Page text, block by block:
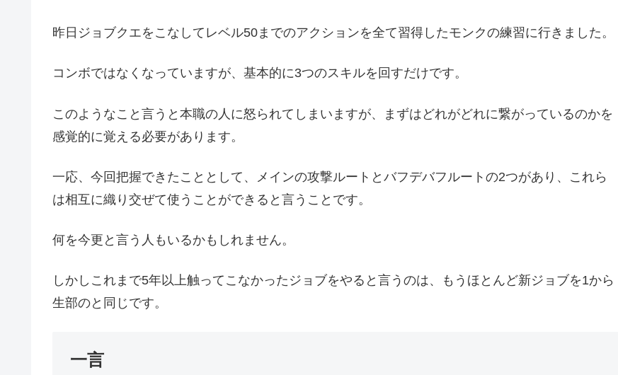
昨日ジョブクエをこなしてレベル50までのアクションを全て習得したモンクの練習に行きました。
コンボではなくなっていますが、基本的に3つのスキルを回すだけです。
このようなこと言うと本職の人に怒られてしまいますが、まずはどれがどれに繋がっているのかを
感覚的に覚える必要があります。
一応、今回把握できたこととして、メインの攻撃ルートとバフデバフルートの2つがあり、これら
は相互に織り交ぜて使うことができると言うことです。
何を今更と言う人もいるかもしれません。
しかしこれまで5年以上触ってこなかったジョブをやると言うのは、もうほとんど新ジョブを1から
生部のと同じです。
一言